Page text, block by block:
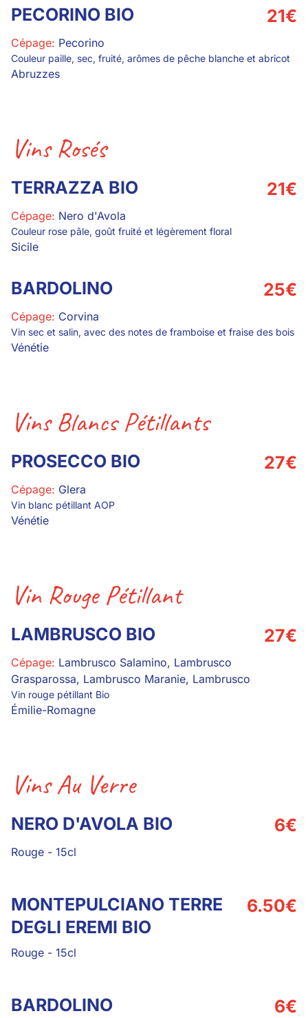
PECORINO BIO 21€
Cépage: Pecorino
Couleur paille, sec, fruité, arômes de pêche blanche et abricot
Abruzzes
Vins Rosés
TERRAZZA BIO 21€
Cépage: Nero d'Avola
Couleur rose pâle, goût fruité et légèrement floral
Sicile
BARDOLINO 25€
Cépage: Corvina
Vin sec et salin, avec des notes de framboise et fraise des bois
Vénétie
Vins Blancs Pétillants
PROSECCO BIO 27€
Cépage: Glera
Vin blanc pétillant AOP
Vénétie
Vin Rouge Pétillant
LAMBRUSCO BIO 27€
Cépage: Lambrusco Salamino, Lambrusco
Grasparossa, Lambrusco Maranie, Lambrusco
Vin rouge pétillant Bio
Émilie-Romagne
Vins Au Verre
NERO D'AVOLA BIO 6€
Rouge - 15cl
MONTEPULCIANO TERRE
DEGLI EREMI BIO
6.50€
Rouge - 15cl
BARDOLINO 6€